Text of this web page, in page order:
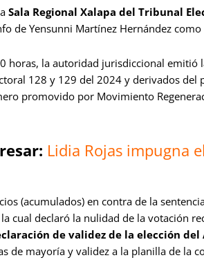
Sala Regional Xalapa del Tribunal
de Yensunni Martínez Hernández
horas, la autoridad jurisdiccional emitió
128 y 129 del 2024 y derivados del
promovido por Movimiento
Lidia Rojas impugna
(acumulados) en contra de la
cual declaró la nulidad de la votación
de validez de la elección
de mayoría y validez a la planilla de la